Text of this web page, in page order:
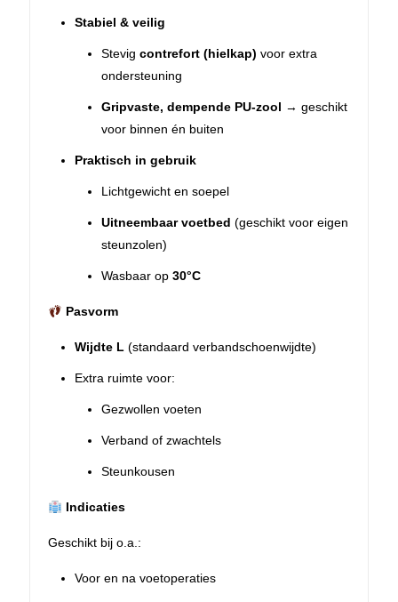
Stabiel & veilig
Stevig contrefort (hielkap) voor extra
ondersteuning
Gripvaste, dempende PU-zool → geschikt
voor binnen én buiten
Praktisch in gebruik
Lichtgewicht en soepel
Uitneembaar voetbed (geschikt voor eigen
steunzolen)
Wasbaar op 30°C
Pasvorm
Wijdte L (standaard verbandschoenwijdte)
Extra ruimte voor:
Gezwollen voeten
Verband of zwachtels
Steunkousen
Indicaties
Geschikt bij o.a.:
Voor en na voetoperaties